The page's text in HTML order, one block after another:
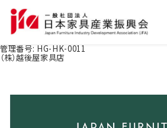
管理番号: HG-HK-0011
（株）越後屋家具店